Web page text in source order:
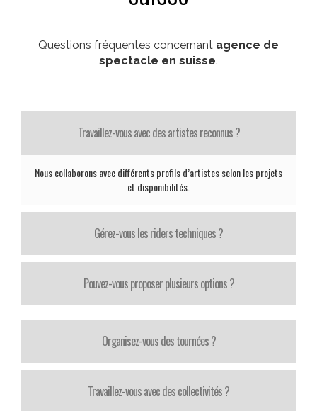
Questions fréquentes concernant agence de
spectacle en suisse.
Travaillez-vous avec des artistes reconnus ?
Nous collaborons avec différents profils d’artistes selon les projets
et disponibilités.
Gérez-vous les riders techniques ?
Pouvez-vous proposer plusieurs options ?
Organisez-vous des tournées ?
Travaillez-vous avec des collectivités ?